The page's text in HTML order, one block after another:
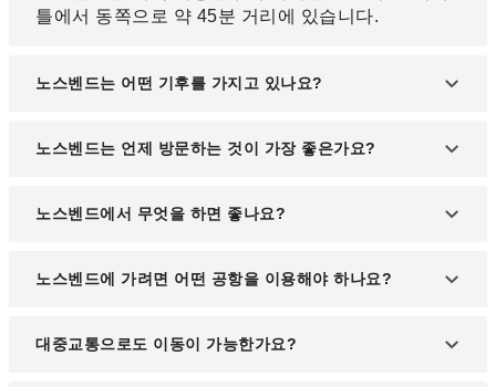
틀에서 동쪽으로 약 45분 거리에 있습니다.
노스벤드는 어떤 기후를 가지고 있나요?
노스벤드는 연중 온화하고 강수량이 많은 온대 해양
노스벤드는 언제 방문하는 것이 가장 좋은가요?
6월부터 9월까지는 강수량이 적고 날씨가 쾌적해 야
노스벤드에서 무엇을 하면 좋나요?
스노퀄미 폭포 방문, 산악 트레킹, 영화 ‘트윈 픽스’ 촬
노스벤드에 가려면 어떤 공항을 이용해야 하나요?
시애틀터코마 국제공항(SEA)을 이용하는 것이 가장
대중교통으로도 이동이 가능한가요?